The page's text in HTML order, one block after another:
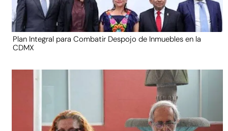
Plan Integral para Combatir Despojo de Inmuebles en la
CDMX